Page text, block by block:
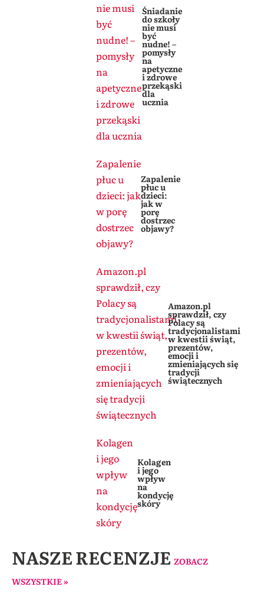
nie musi
być
nudne! –
pomysły
na
apetyczne
i zdrowe
przekąski
dla ucznia
Śniadanie
do szkoły
nie musi
być
nudne! –
pomysły
na
apetyczne
i zdrowe
przekąski
dla
ucznia
Zapalenie
płuc u
dzieci: jak
w porę
dostrzec
objawy?
Zapalenie
płuc u
dzieci:
jak w
porę
dostrzec
objawy?
Amazon.pl
sprawdził, czy
Polacy są
tradycjonalistami
w kwestii świąt,
prezentów,
emocji i
zmieniających
się tradycji
świątecznych
Amazon.pl
sprawdził, czy
Polacy są
tradycjonalistami
w kwestii świąt,
prezentów,
emocji i
zmieniających się
tradycji
świątecznych
Kolagen
i jego
wpływ
na
kondycję
skóry
Kolagen
i jego
wpływ
na
kondycję
skóry
NASZE RECENZJE ZOBACZ
WSZYSTKIE »